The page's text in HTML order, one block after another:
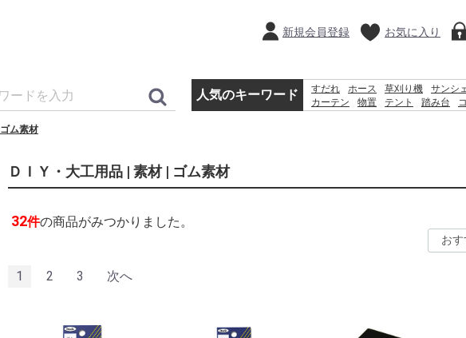
新規会員登録 お気に入り
人気のキーワード すだれ ホース 草刈り機 サンシ
カーテン
物置 テント 踏み台
ゴム素材
ＤＩＹ・大工用品 | 素材 | ゴム素材
32件の商品がみつかりました。
1 2 3 次へ